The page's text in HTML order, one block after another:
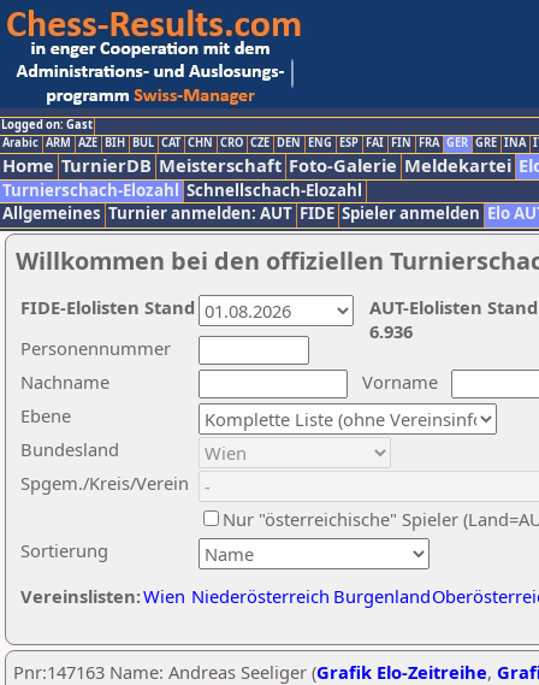
Logged on: Gast
Arabic ARM AZE BIH BUL CAT CHN CRO CZE DEN ENG ESP FAI FIN FRA GER GRE INA
Home TurnierDB Meisterschaft Foto-Galerie Meldekartei
Turnierschach-Elozahl Schnellschach-Elozahl
Allgemeines Turnier anmelden: AUT FIDE Spieler anmelden Elo
Willkommen bei den offiziellen
Nachname
Vorname
Ebene
Sortierung
Personennummer
Bundesland
Spgem./Kreis/Verein
Nur "österreichische" Spieler
Vereinslisten:Wien Niederösterreich Burgenland
AUT-Elolisten
6.936
FIDE-Elolisten Stand
Pnr:147163 Name: Andreas Seeliger (Grafik Elo-Zeitreihe,